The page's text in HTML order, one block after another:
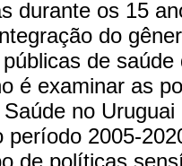
durante os 15
do
de
é examinar as
no
período 2005-